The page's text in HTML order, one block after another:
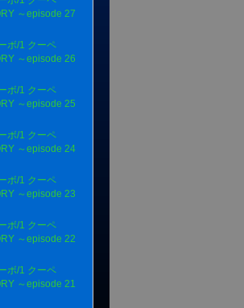
～episode 27
ボ/1 クーペ
～episode 26
ボ/1 クーペ
～episode 25
ボ/1 クーペ
～episode 24
ボ/1 クーペ
～episode 23
ボ/1 クーペ
～episode 22
ボ/1 クーペ
～episode 21